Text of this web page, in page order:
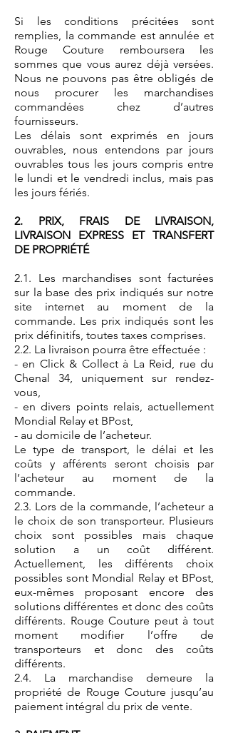
Si les conditions précitées sont
remplies, la commande est annulée et
Rouge Couture remboursera les
sommes que vous aurez déjà versées.
Nous ne pouvons pas être obligés de
nous procurer les marchandises
commandées chez d’autres
fournisseurs.
Les délais sont exprimés en jours
ouvrables, nous entendons par jours
ouvrables tous les jours compris entre
le lundi et le vendredi inclus, mais pas
les jours fériés.
2. PRIX, FRAIS DE LIVRAISON,
LIVRAISON EXPRESS ET TRANSFERT
DE PROPRIÉTÉ
2.1. Les marchandises sont facturées
sur la base des prix indiqués sur notre
site internet au moment de la
commande. Les prix indiqués sont les
prix définitifs, toutes taxes comprises.
2.2. La livraison pourra être effectuée :
- en Click & Collect à La Reid, rue du
Chenal 34, uniquement sur rendez-
vous,
- en divers points relais, actuellement
Mondial Relay et BPost,
- au domicile de l’acheteur.
Le type de transport, le délai et les
coûts y afférents seront choisis par
l’acheteur au moment de la
commande.
2.3. Lors de la commande, l’acheteur a
le choix de son transporteur. Plusieurs
choix sont possibles mais chaque
solution a un coût différent.
Actuellement, les différents choix
possibles sont Mondial Relay et BPost,
eux-mêmes proposant encore des
solutions différentes et donc des coûts
différents. Rouge Couture peut à tout
moment modifier l’offre de
transporteurs et donc des coûts
différents.
2.4. La marchandise demeure la
propriété de Rouge Couture jusqu’au
paiement intégral du prix de vente.